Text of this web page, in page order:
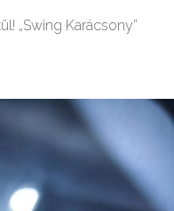
„Swing Karácsony”